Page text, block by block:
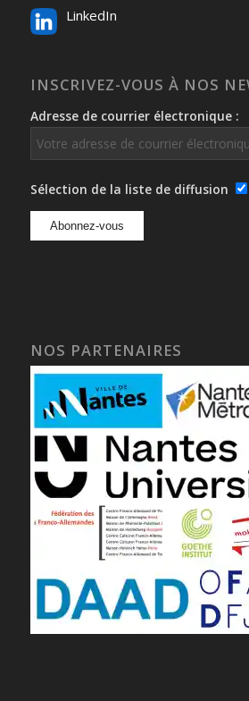
LinkedIn
INSCRIVEZ-VOUS À NOS
Adresse de courrier électronique :
Sélection de la liste de diffusion
NOS PARTENAIRES